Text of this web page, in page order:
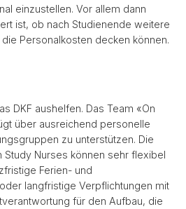
einzustellen. Vor allem dann
ist, ob nach Studienende weitere
Personalkosten decken können.
DKF aushelfen. Das Team «On
über ausreichend personelle
zu unterstützen. Die
Study Nurses können sehr flexibel
Ferien- und
langfristige Verpflichtungen mit
für den Aufbau, die